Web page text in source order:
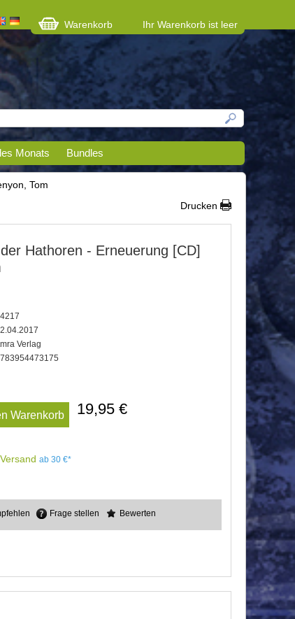
Warenkorb Ihr Warenkorb ist leer
Monats Bundles
Tom
Drucken
Hathoren - Erneuerung [CD]
Verlag
Warenkorb 19,95 €
Versand ab 30 €*
Frage stellen Bewerten